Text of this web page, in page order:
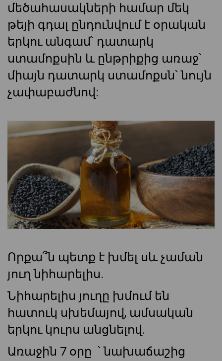
մեծահասակների համար մեկ
թեյի գդալ ընդունվում է օրական
երկու անգամ՝ դատարկ
ստամոքսին և ընթրիքից առաջ՝
միայն դատարկ ստամոքսն՝ նույն
չափաբաժնով:
Որքա՞ն պետք է խմել սև չաման
յուղ նիհարելիս.
Նիհարելիս յուղը խմում են
հատուկ սխեմայով, ամսական
երկու կուրս անցնելով․
Առաջին 7 օրը ՝ նախաճաշից